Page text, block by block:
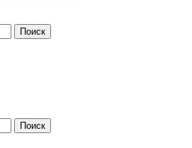
Поиск
Поиск